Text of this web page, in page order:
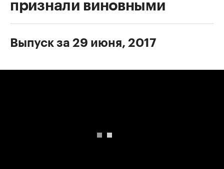
признали виновными
Выпуск за 29 июня, 2017